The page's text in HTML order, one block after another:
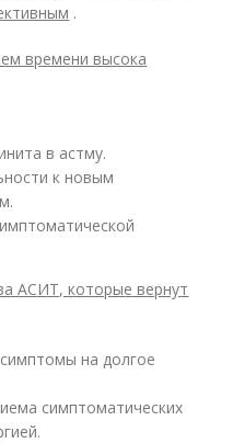
.
времени высока
в астму.
к новым
АСИТ, которые вернут
на долгое
симптоматических